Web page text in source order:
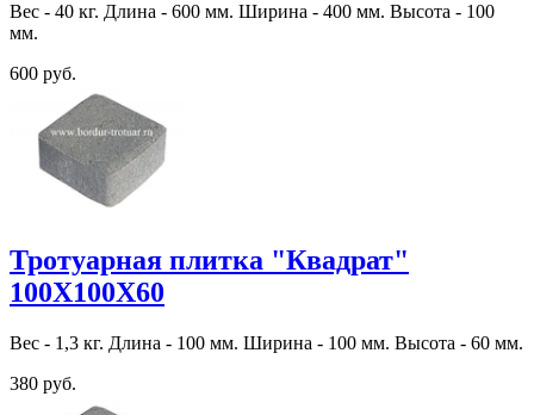
Вес - 40 кг. Длина - 600 мм. Ширина - 400 мм. Высота - 100
мм.
600 руб.
Тротуарная плитка "Квадрат"
100Х100Х60
Вес - 1,3 кг. Длина - 100 мм. Ширина - 100 мм. Высота - 60 мм.
380 руб.